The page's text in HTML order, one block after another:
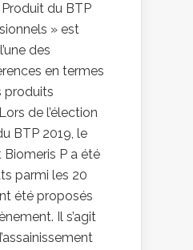
du BTP
» est
des
en termes
produits
de l’élection
BTP 2019, le
P a été
parmi les 20
été proposés
Il s’agit